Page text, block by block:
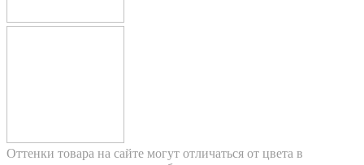
Оттенки товара на сайте могут отличаться от цвета в